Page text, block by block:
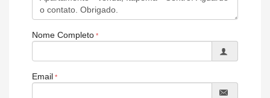
Nome Completo
Email